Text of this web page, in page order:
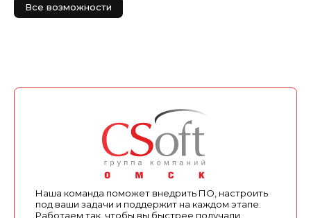
Все возможности
Наша команда поможет внедрить ПО, настроить
под ваши задачи и поддержит на каждом этапе.
Работаем так, чтобы вы быстрее получали